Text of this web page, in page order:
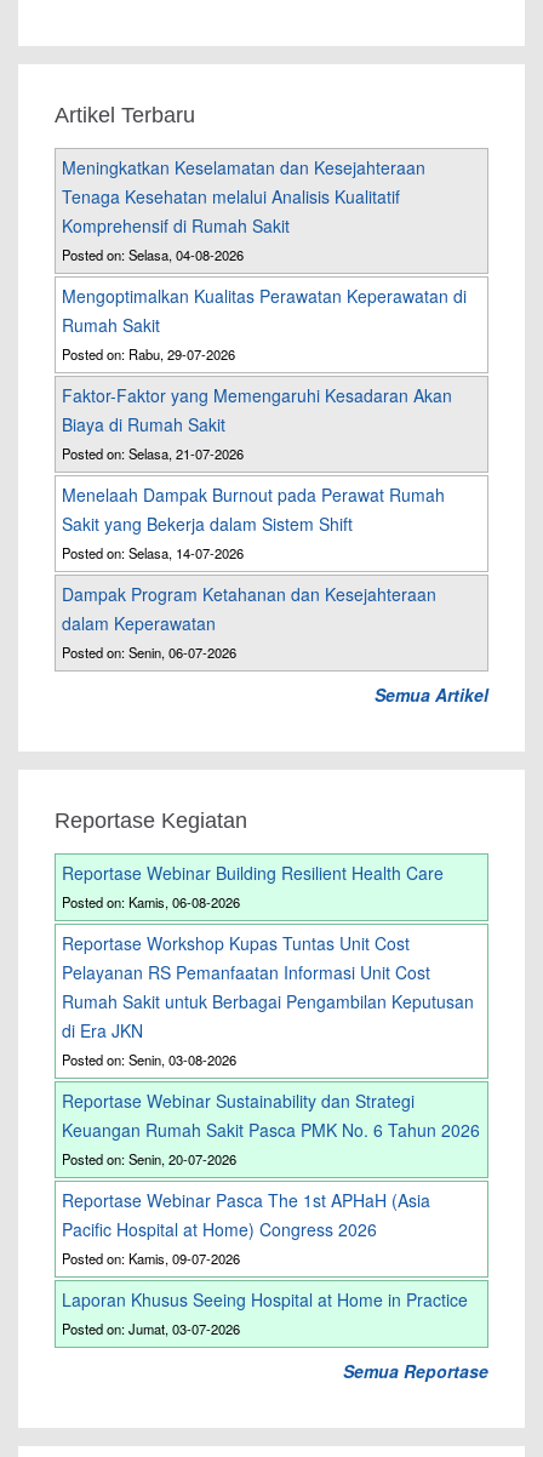
Artikel Terbaru
Meningkatkan Keselamatan dan Kesejahteraan
Tenaga Kesehatan melalui Analisis Kualitatif
Komprehensif di Rumah Sakit
Posted on: Selasa, 04-08-2026
Mengoptimalkan Kualitas Perawatan Keperawatan di
Rumah Sakit
Posted on: Rabu, 29-07-2026
Faktor-Faktor yang Memengaruhi Kesadaran Akan
Biaya di Rumah Sakit
Posted on: Selasa, 21-07-2026
Menelaah Dampak Burnout pada Perawat Rumah
Sakit yang Bekerja dalam Sistem Shift
Posted on: Selasa, 14-07-2026
Dampak Program Ketahanan dan Kesejahteraan
dalam Keperawatan
Posted on: Senin, 06-07-2026
Semua Artikel
Reportase Kegiatan
Reportase Webinar Building Resilient Health Care
Posted on: Kamis, 06-08-2026
Reportase Workshop Kupas Tuntas Unit Cost
Pelayanan RS Pemanfaatan Informasi Unit Cost
Rumah Sakit untuk Berbagai Pengambilan Keputusan
di Era JKN
Posted on: Senin, 03-08-2026
Reportase Webinar Sustainability dan Strategi
Keuangan Rumah Sakit Pasca PMK No. 6 Tahun 2026
Posted on: Senin, 20-07-2026
Reportase Webinar Pasca The 1st APHaH (Asia
Pacific Hospital at Home) Congress 2026
Posted on: Kamis, 09-07-2026
Laporan Khusus Seeing Hospital at Home in Practice
Posted on: Jumat, 03-07-2026
Semua Reportase